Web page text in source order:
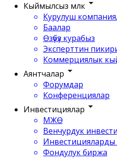
Кыймылсыз мүлк
Курулуш
Баалар
Өзүбүз курабыз
Эксперттин
Коммерциялык
Аянтчалар
Форумдар
Конференциялар
Инвестициялар
МЖӨ
Венчурдук
Инвестицияларды
Фондулук биржа